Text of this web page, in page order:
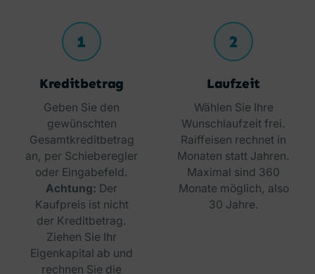
1
Kreditbetrag
Geben Sie den
gewünschten
Gesamtkreditbetrag
an, per Schieberegler
oder Eingabefeld.
Achtung: Der
Kaufpreis ist nicht
der Kreditbetrag.
Ziehen Sie Ihr
Eigenkapital ab und
rechnen Sie die
2
Laufzeit
Wählen Sie Ihre
Wunschlaufzeit frei.
Raiffeisen rechnet in
Monaten statt Jahren.
Maximal sind 360
Monate möglich, also
30 Jahre.